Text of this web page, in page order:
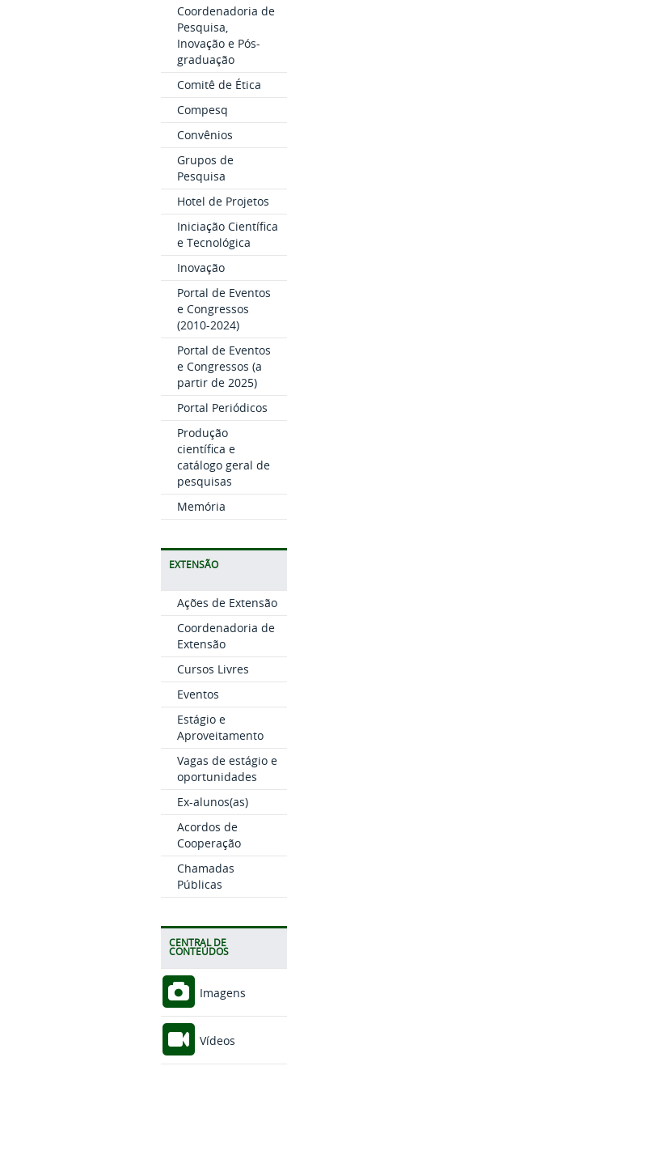
Coordenadoria de
Pesquisa,
Inovação e Pós-
graduação
Comitê de Ética
Compesq
Convênios
Grupos de
Pesquisa
Hotel de Projetos
Iniciação Científica
e Tecnológica
Inovação
Portal de Eventos
e Congressos
(2010-2024)
Portal de Eventos
e Congressos (a
partir de 2025)
Portal Periódicos
Produção
científica e
catálogo geral de
pesquisas
Memória
EXTENSÃO
Ações de Extensão
Coordenadoria de
Extensão
Cursos Livres
Eventos
Estágio e
Aproveitamento
Vagas de estágio e
oportunidades
Ex-alunos(as)
Acordos de
Cooperação
Chamadas
Públicas
CENTRAL DE
CONTEÚDOS
Imagens
Vídeos